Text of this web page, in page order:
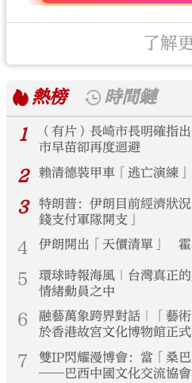
了解
熱榜
時間鏈
1
（有片）長崎市長明確指
市早苗卻再度迴避
2 賴清德裝甲車「逃亡演練
3
特朗普：伊朗目前經濟狀
錢支付軍隊開支」
4 伊朗開出「天價清單」 霍
5
環球時報海風｜台灣真正
情緒動員之中
6
融藝萬象跨界對話｜「藝
於香港故宮文化博物館正
7
雙IP閃耀漫博會：當「桑
——巴西中國文化交流協